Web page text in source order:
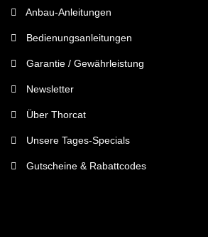
Anbau-Anleitungen
Bedienungsanleitungen
Garantie / Gewährleistung
Newsletter
Über Thorcat
Unsere Tages-Specials
Gutscheine & Rabattcodes